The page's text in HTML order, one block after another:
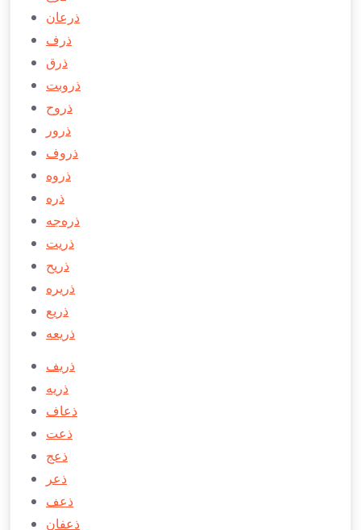
ذرعان
ذرف
ذرق
ذروبت
ذروح
ذرور
ذروف
ذروه
ذره
ذره‌جه
ذريت
ذريح
ذريره
ذريع
ذريعه
ذريف
ذريه
ذعاف
ذعت
ذعج
ذعر
ذعف
ذعفان